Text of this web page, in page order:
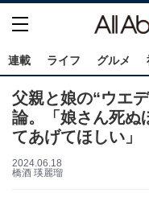
連載 ライフ グルメ
父親と娘の“ウエ
論。「娘さん死ぬ
てあげてほしい」
2024.06.18
橋酒 瑛麗瑠